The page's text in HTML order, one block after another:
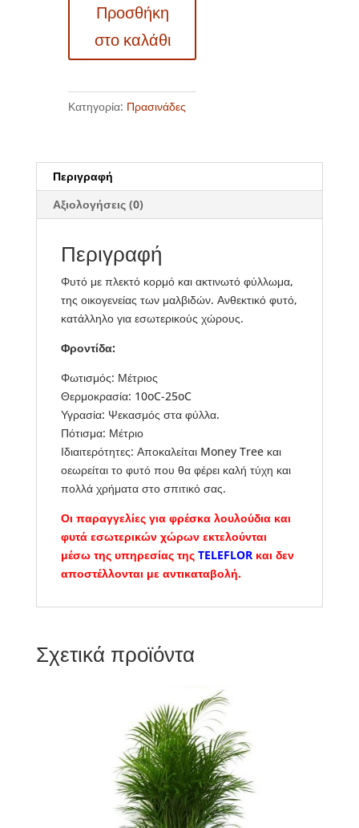
Προσθήκη
στο καλάθι
Κατηγορία: Πρασινάδες
Περιγραφή
Αξιολογήσεις (0)
Περιγραφή
Φυτό με πλεκτό κορμό και ακτινωτό φύλλωμα,
της οικογενείας των μαλβιδών. Ανθεκτικό φυτό,
κατάλληλο για εσωτερικούς χώρους.
Φροντίδα:
Φωτισμός: Μέτριος
Θερμοκρασία: 10oC-25oC
Υγρασία: Ψεκασμός στα φύλλα.
Πότισμα: Μέτριο
Ιδιαιτερότητες: Αποκαλείται Money Tree και
οεωρείται το φυτό που θα φέρει καλή τύχη και
πολλά χρήματα στο σπιτικό σας.
Οι παραγγελίες για φρέσκα λουλούδια και
φυτά εσωτερικών χώρων εκτελούνται
μέσω της υπηρεσίας της TELEFLORκαι δεν
αποστέλλονται με αντικαταβολή.
Σχετικά προϊόντα